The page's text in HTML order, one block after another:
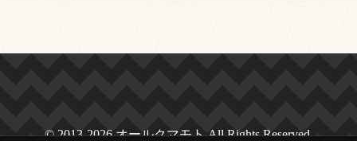
© 2013-2026 オールクマモト All Rights Reserved.